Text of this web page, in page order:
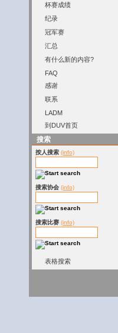
杯赛成绩
纪录
冠军赛
汇总
有什么新的内容?
FAQ
感谢
联系
LADM
到DUV首页
搜索
按人搜索 (info)
搜索协会 (info)
搜索比赛 (info)
表格搜索